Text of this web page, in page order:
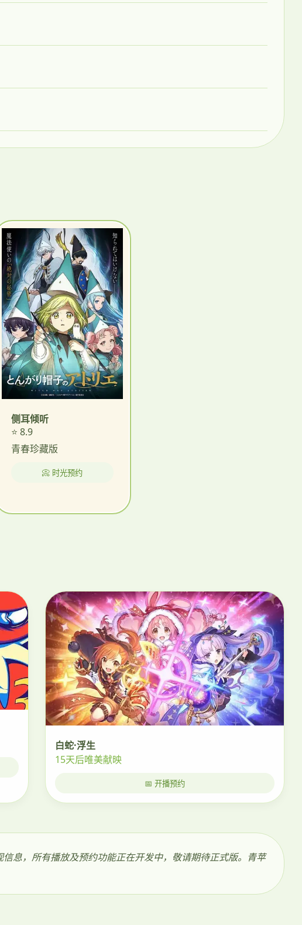
侧耳倾听
⭐ 8.9
青春珍藏版
📀 时光预约
白蛇·浮生
15天后唯美献映
📅 开播预约
息，所有播放及预约功能正在开发中，敬请期待正式版。青苹